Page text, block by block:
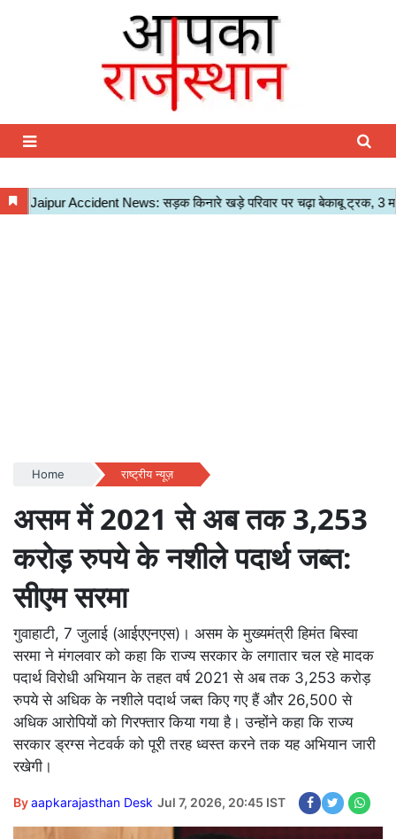
Home राष्ट्रीय न्यूज़
असम में 2021 से अब तक 3,253
करोड़ रुपये के नशीले पदार्थ जब्त:
सीएम सरमा
गुवाहाटी, 7 जुलाई (आईएएनएस)। असम के मुख्यमंत्री हिमंत बिस्वा
सरमा ने मंगलवार को कहा कि राज्य सरकार के लगातार चल रहे मादक
पदार्थ विरोधी अभियान के तहत वर्ष 2021 से अब तक 3,253 करोड़
रुपये से अधिक के नशीले पदार्थ जब्त किए गए हैं और 26,500 से
अधिक आरोपियों को गिरफ्तार किया गया है। उन्होंने कहा कि राज्य
सरकार ड्रग्स नेटवर्क को पूरी तरह ध्वस्त करने तक यह अभियान जारी
रखेगी।
Byaapkarajasthan Desk Jul 7, 2026, 20:45 IST